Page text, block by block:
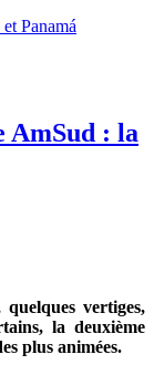
Panamá
AmSud : la
vertiges,
la deuxième
plus animées.